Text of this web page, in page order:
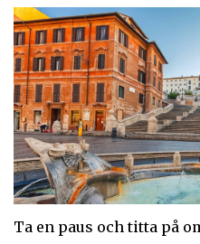
Ta en paus och titta på